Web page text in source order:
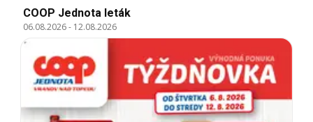
COOP Jednota leták
06.08.2026- 12.08.2026